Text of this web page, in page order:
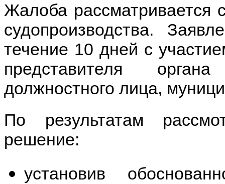
Жалоба рассматривается
судопроизводства.
течение 10 дней с
представителя
должностного лица,
По результатам
решение:
установив